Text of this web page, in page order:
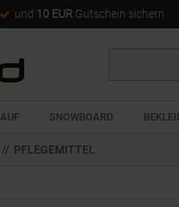
und 10 EUR Gutschein sichern
SNOWBOARD
// PFLEGEMITTEL